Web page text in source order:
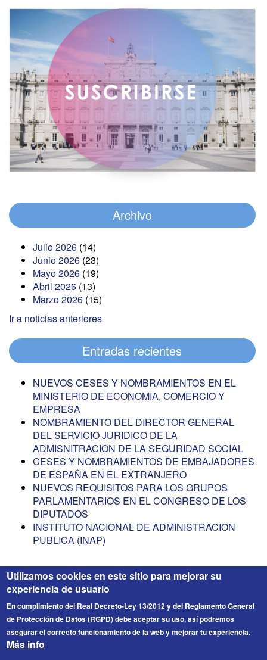
Archivo
Julio 2026 (14)
Junio 2026 (23)
Mayo 2026 (19)
Abril 2026 (13)
Marzo 2026 (15)
Ir a noticias anteriores
Entradas recientes
NUEVOS CESES Y NOMBRAMIENTOS EN EL
MINISTERIO DE ECONOMIA, COMERCIO Y
EMPRESA
NOMBRAMIENTO DEL DIRECTOR GENERAL
DEL SERVICIO JURIDICO DE LA
ADMISNITRACION DE LA SEGURIDAD SOCIAL
CESES Y NOMBRAMIENTOS DE EMBAJADORES
DE ESPAÑA EN EL EXTRANJERO
NUEVOS REQUISITOS PARA LOS GRUPOS
PARLAMENTARIOS EN EL CONGRESO DE LOS
DIPUTADOS
INSTITUTO NACIONAL DE ADMINISTRACION
PUBLICA (INAP)
FICESA
Utilizamos cookies en este sitio para mejorar su
experiencia de usuario
En cumplimiento del Real Decreto-Ley 13/2012 y del Reglamento General
de Protección de Datos (RGPD) debe aceptar su uso, así podremos
asegurar el correcto funcionamiento de la web y mejorar tu experiencia.
Más info